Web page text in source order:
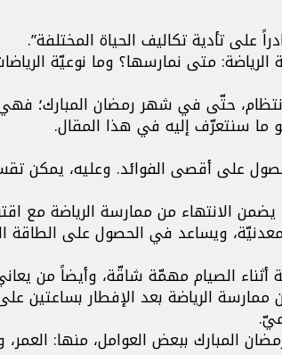
على تأدية تكاليف الحياة المختلفة”.
متى نمارسها؟ وما نوعيّة
حتّى في شهر رمضان المبارك؛
ما سنتعرّف إليه في هذا المقال.
على أقصى الفوائد. وعليه، يمكن
الانتهاء من ممارسة الرياضة مع
ويساعد في الحصول على الطاقة
أثناء الصيام مهمّة شاقّة، وأيضاً من
ممارسة الرياضة بعد الإفطار بساعتين
المبارك ببعض العوامل، منها: